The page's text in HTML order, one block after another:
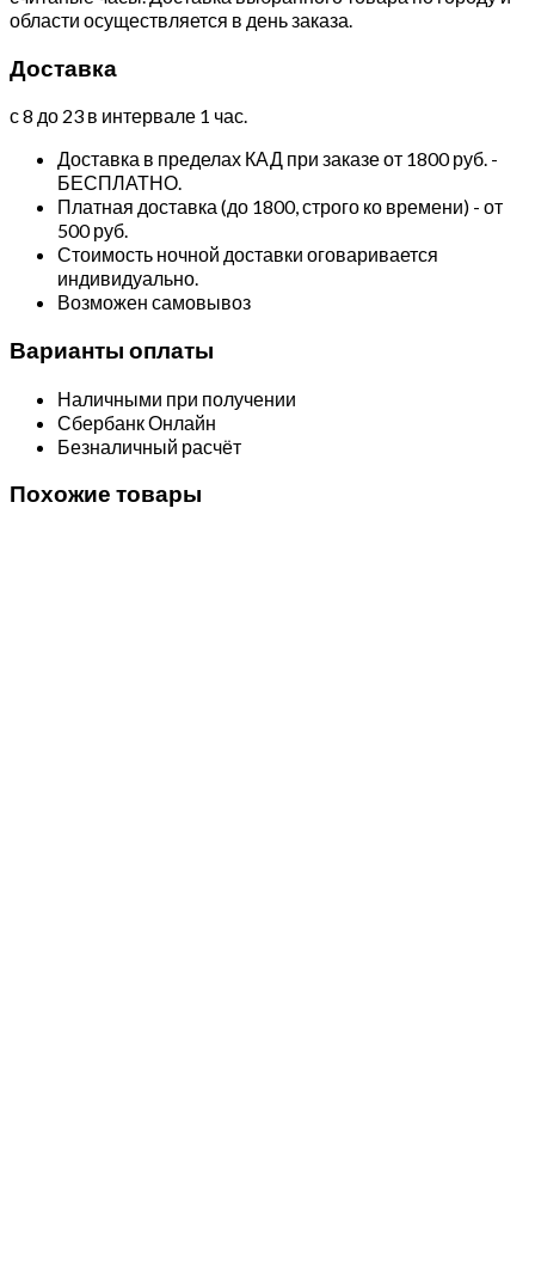
области осуществляется в день заказа.
Доставка
с 8 до 23 в интервале 1 час.
Доставка в пределах КАД при заказе от 1800 руб. -
БЕСПЛАТНО.
Платная доставка (до 1800, строго ко времени) - от
500 руб.
Стоимость ночной доставки оговаривается
индивидуально.
Возможен самовывоз
Варианты оплаты
Наличными при получении
Сбербанк Онлайн
Безналичный расчёт
Похожие товары